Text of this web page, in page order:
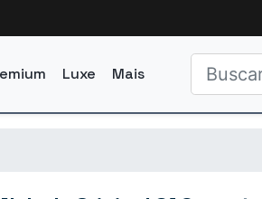
Luxe Mais